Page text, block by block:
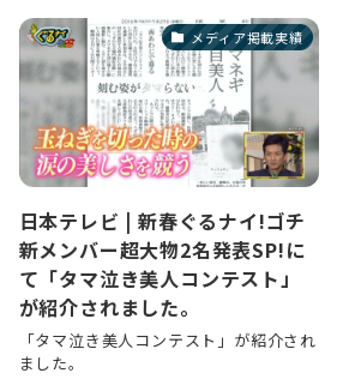
メディア掲載実績
日本テレビ | 新春ぐるナイ!ゴチ
新メンバー超大物2名発表SP!に
て「タマ泣き美人コンテスト」
が紹介されました。
「タマ泣き美人コンテスト」が紹介され
ました。